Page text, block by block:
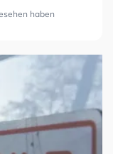
haben